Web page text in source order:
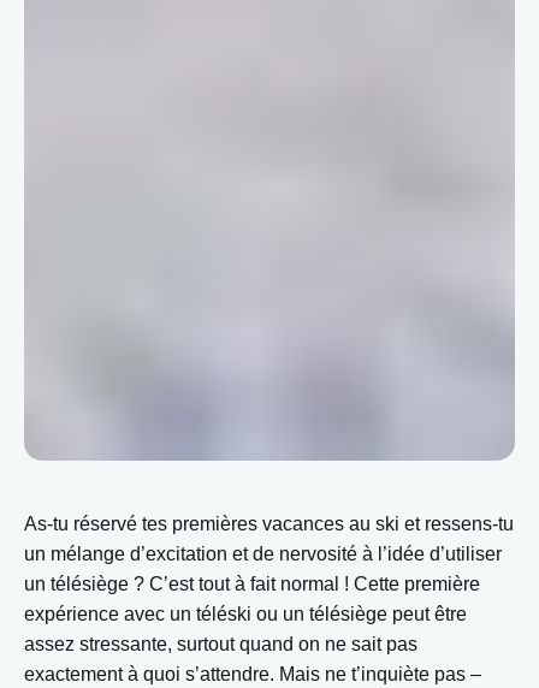
As-tu réservé tes premières vacances au ski et ressens-tu
un mélange d’excitation et de nervosité à l’idée d’utiliser
un télésiège ? C’est tout à fait normal ! Cette première
expérience avec un téléski ou un télésiège peut être
assez stressante, surtout quand on ne sait pas
exactement à quoi s’attendre. Mais ne t’inquiète pas –